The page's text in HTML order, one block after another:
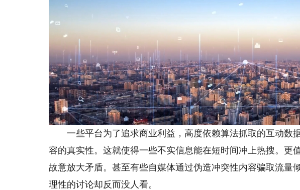
一些平台为了追求商业利益，高度依赖算法抓取的互动数
容的真实性。这就使得一些不实信息能在短时间冲上热搜。更
故意放大矛盾。甚至有些自媒体通过伪造冲突性内容骗取流量
理性的讨论却反而没人看。